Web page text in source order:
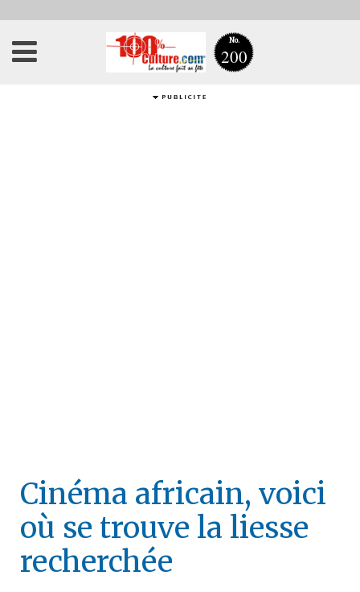
No.
200
Cinéma africain, voici
où se trouve la liesse
recherchée